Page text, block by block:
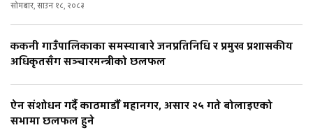
सोमबार, साउन १८, २०८३
ककनी गाउँपालिकाका समस्याबारे जनप्रतिनिधि र प्रमुख प्रशासकीय
अधिकृतसँग सञ्चारमन्त्रीको छलफल
ऐन संशोधन गर्दै काठमाडौँ महानगर, असार २५ गते बोलाइएको
सभामा छलफल हुने